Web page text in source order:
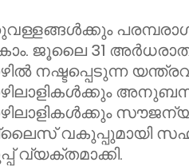
ജൂലൈ 31
നഷ്ടപ്പെടുന്ന
വകുപ്പുമായി
വ്യക്തമാക്കി.